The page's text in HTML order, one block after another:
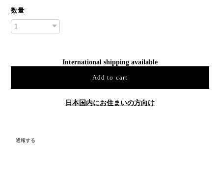
数量
International shipping available
Add to cart
日本国内にお住まいの方向け
通報する